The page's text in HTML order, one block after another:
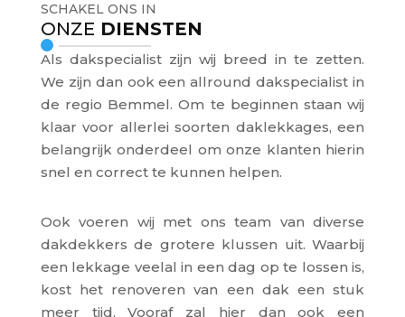
SCHAKEL ONS IN
ONZE DIENSTEN
Als dakspecialist zijn wij breed in te zetten.
We zijn dan ook een allround dakspecialist in
de regio Bemmel. Om te beginnen staan wij
klaar voor allerlei soorten daklekkages, een
belangrijk onderdeel om onze klanten hierin
snel en correct te kunnen helpen.
Ook voeren wij met ons team van diverse
dakdekkers de grotere klussen uit. Waarbij
een lekkage veelal in een dag op te lossen is,
kost het renoveren van een dak een stuk
meer tijd. Vooraf zal hier dan ook een